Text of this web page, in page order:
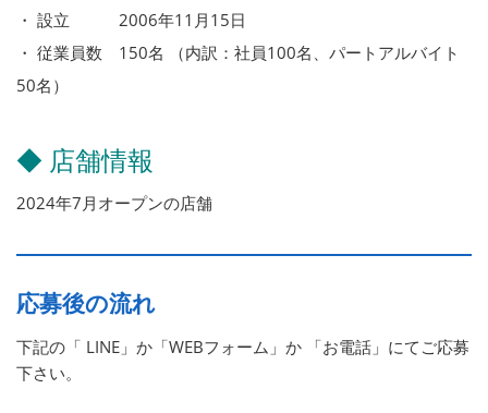
・ 設立 2006年11月15日
・ 従業員数 150名 （内訳：社員100名、パートアルバイト
50名）
◆ 店舗情報
2024年7月オープンの店舗
応募後の流れ
下記の「 LINE」か「WEBフォーム」か 「お電話」にてご応募
下さい。